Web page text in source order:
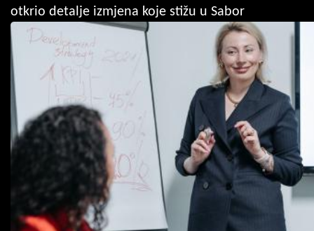
otkrio detalje izmjena koje stižu u Sabor